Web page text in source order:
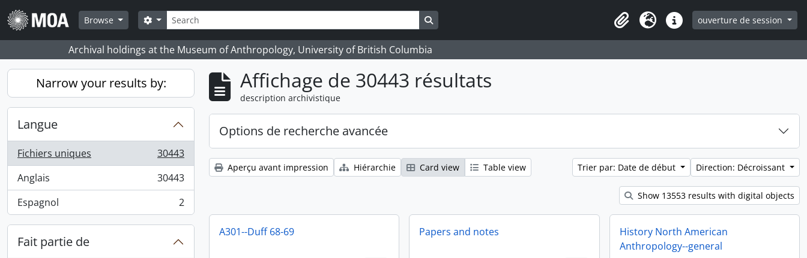
Skip to main content
Browse
Rechercher
Search options Search in browse page
ClipboardLangueLiens rapidesouverture de session
Archival holdings at the Museum of Anthropology, University of British Columbia
Narrow your results by:
Langue
Fichiers uniques
, 30443 résultats
30443
Anglais
, 30443 résultats
30443
Espagnol
, 2 résultats 2
Fait partie de
Affichage de 30443 résultats
description archivistique
Options de recherche avancée
Aperçu avant impression Hiérarchie Card view Table view Trier par: Date de début Direction: Décroissant
Show 13553 results with digital objects
A301--Duff 68-69 Papers and notes
History North American
Anthropology--general